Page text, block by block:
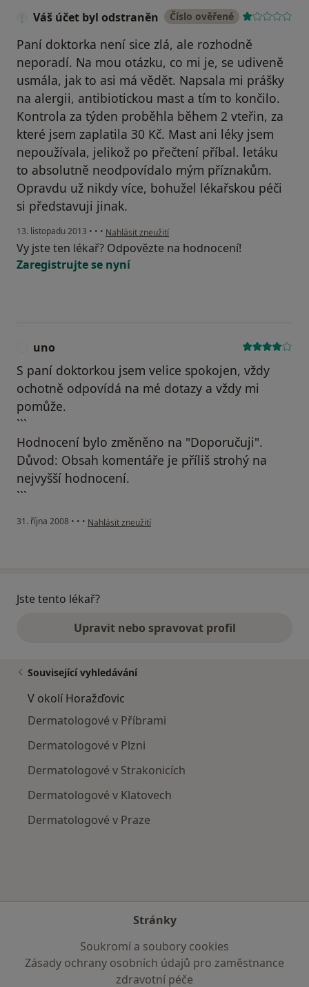
Váš účet byl odstraněn Číslo ověřené
Paní doktorka není sice zlá, ale rozhodně
neporadí. Na mou otázku, co mi je, se udiveně
usmála, jak to asi má vědět. Napsala mi prášky
na alergii, antibiotickou mast a tím to končilo.
Kontrola za týden proběhla během 2 vteřin, za
které jsem zaplatila 30 Kč. Mast ani léky jsem
nepoužívala, jelikož po přečtení příbal. letáku
to absolutně neodpovídalo mým příznakům.
Opravdu už nikdy více, bohužel lékařskou péči
si představuji jinak.
13. listopadu 2013 • • • podle názoru uživatele Váš účet byl odstraněn
Nahlásit zneužití
Vy jste ten lékař? Odpovězte na hodnocení!
Zaregistrujte se nyní
uno
S paní doktorkou jsem velice spokojen, vždy
ochotně odpovídá na mé dotazy a vždy mi
pomůže.
```
Hodnocení bylo změněno na "Doporučuji".
Důvod: Obsah komentáře je příliš strohý na
nejvyšší hodnocení.
```
31. října 2008 • • • podle názoru uživatele uno
Nahlásit zneužití
Jste tento lékař?
Upravit nebo spravovat profil
Související vyhledávání
V okolí Horažďovic
Dermatologové v Příbrami
Dermatologové v Plzni
Dermatologové v Strakonicích
Dermatologové v Klatovech
Dermatologové v Praze
Stránky
Soukromí a soubory cookies
Zásady ochrany osobních údajů pro zaměstnance
zdravotní péče